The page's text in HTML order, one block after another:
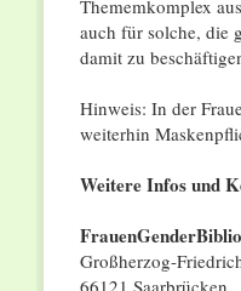
Thememkomplex
auch für solche, die
damit zu
Hinweis: In der
weiterhin
Weitere Infos und
Großherzog-